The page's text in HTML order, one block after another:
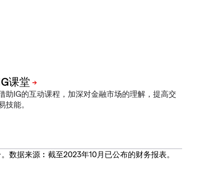
助IG的互动课程，加深对金融市场的理解，提高交
技能。
数据来源︰截至2023年10月已公布的财务报表。